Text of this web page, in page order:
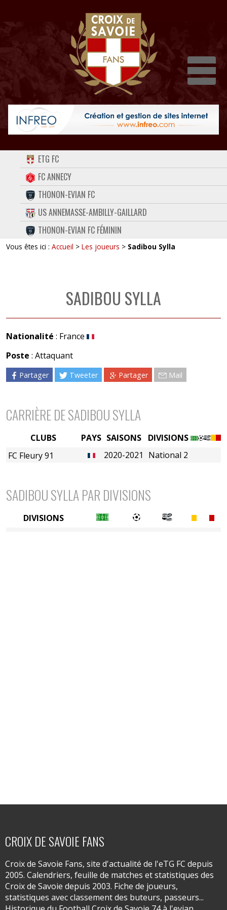
ACCUEIL
FORUM
CONTACT
FACEBOOK
TWITTER
ETG FC
FC ANNECY
THONON-EVIAN FC
US ANNEMASSE-AMBILLY-GAILLARD
THONON-EVIAN FC FÉMININ
Vous êtes ici : Accueil > Les joueurs > Sadibou Sylla
SADIBOU SYLLA
Nationalité : France
Poste : Attaquant
Partager Tweeter Partager Mail
CARRIÈRE DE SADIBOU SYLLA
PAYS SAISONS
DIVISIONS
2020-2021
National 2
CLUBS
FC Fleury 91
SADIBOU SYLLA PAR DIVISIONS
DIVISIONS
CROIX DE SAVOIE FANS
Croix de Savoie Fans, site d'actualité de l'eTG FC depuis
2005. Calendriers, feuille de matches et statistiques des
Croix de Savoie depuis 2003. Fiche de joueurs,
statistiques avec classement des buteurs, passeurs...